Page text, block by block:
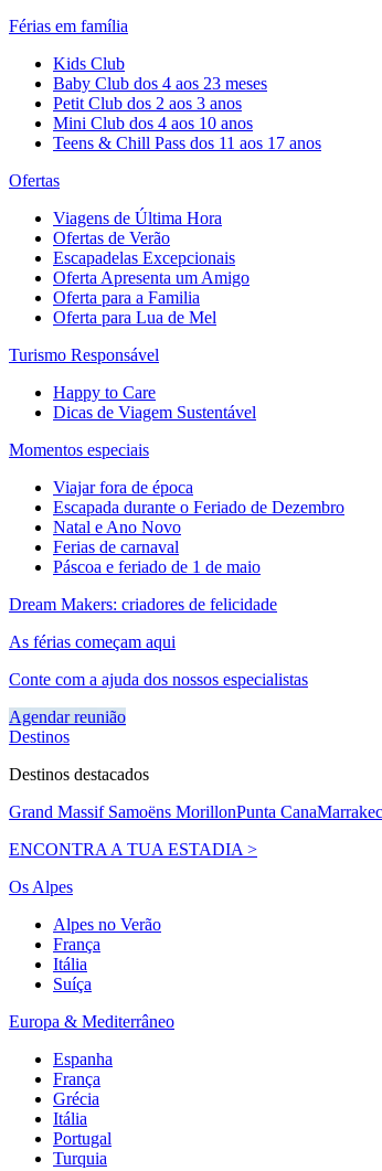
Férias em família
Kids Club
Baby Club dos 4 aos 23 meses
Petit Club dos 2 aos 3 anos
Mini Club dos 4 aos 10 anos
Teens & Chill Pass dos 11 aos 17 anos
Ofertas
Viagens de Última Hora
Ofertas de Verão
Escapadelas Excepcionais
Oferta Apresenta um Amigo
Oferta para a Familia
Oferta para Lua de Mel
Turismo Responsável
Happy to Care
Dicas de Viagem Sustentável
Momentos especiais
Viajar fora de época
Escapada durante o Feriado de Dezembro
Natal e Ano Novo
Ferias de carnaval
Páscoa e feriado de 1 de maio
Dream Makers: criadores de felicidade
As férias começam aqui
Conte com a ajuda dos nossos especialistas
Agendar reunião
Destinos
Destinos destacados
Grand Massif Samoëns MorillonPunta Cana
ENCONTRA A TUA ESTADIA >
Os Alpes
Alpes no Verão
França
Itália
Suíça
Europa & Mediterrâneo
Espanha
França
Grécia
Itália
Portugal
Turquia